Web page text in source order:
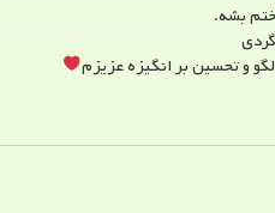
بشه.
و تحسین ‌‌‌‌بر انگیزه عزیزم